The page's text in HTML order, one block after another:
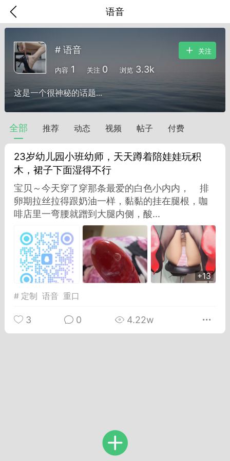
语音
味”的小姐
大二女生囡囡
Dsisley女
曲奇小饼干
# 语音
内容 1 关注 0 浏览 3.3k
关注
这是一个很神秘的话题...
全部 推荐 动态 视频 帖子 付费
23岁幼儿园小班幼师，天天蹲着陪娃娃玩积
木，裙子下面湿得不行
宝贝～今天穿了穿那条最爱的白色小内内， 排
卵期拉丝拉得跟奶油一样，黏黏的挂在腿根，咖
啡店里一弯腰就蹭到大腿内侧，酸...
+13
# 定制 语音 重口
3 0 4.22w